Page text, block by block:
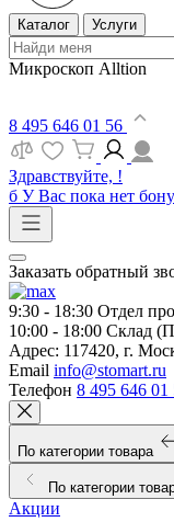
Каталог Услуги
Микроскоп Alltion
8 495 646 01 56
Здравствуйте, !
б У Вас пока нет
Заказать обратный
9:30 - 18:30 Отдел
10:00 - 18:00 Склад
Адрес: 117420, г.
Email info@stomart.ru
Телефон 8 495 646 01
По категории товара
По категории
Акции